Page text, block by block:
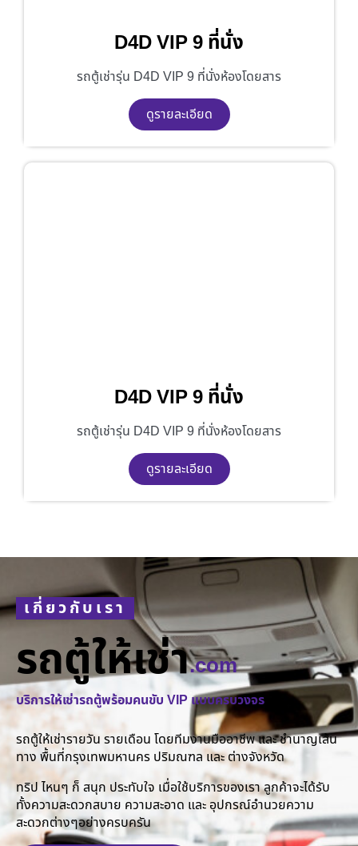
D4D VIP 9 ที่นั่ง
รถตู้เช่ารุ่น D4D VIP 9 ที่นั่งห้องโดยสาร
ดูรายละเอียด
D4D VIP 9 ที่นั่ง
รถตู้เช่ารุ่น D4D VIP 9 ที่นั่งห้องโดยสาร
ดูรายละเอียด
เกี่ยวกับเรา
รถตู้ให้เช่า.com
บริการให้เช่ารถตู้พร้อมคนขับ VIP แบบครบวงจร
รถตู้ให้เช่ารายวัน รายเดือน โดยทีมงานมืออาชีพ และ ชำนาญเส้น
ทาง พื้นที่กรุงเทพมหานคร ปริมณฑล และ ต่างจังหวัด
ทริป ไหนๆ ก็ สนุก ประทับใจ เมื่อใช้บริการของเรา ลูกค้าจะได้รับ
ทั้งความสะดวกสบาย ความสะอาด และ อุปกรณ์อำนวยความ
สะดวกต่างๆอย่างครบครัน